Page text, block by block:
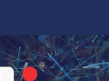
content